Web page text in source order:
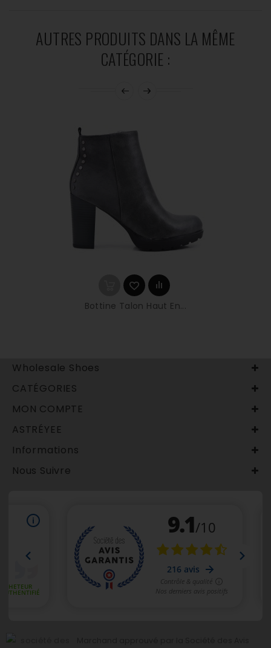
AUTRES PRODUITS DANS LA MÊME
CATÉGORIE :
Bottine Talon Haut En...
Wholesale Shoes
CATÉGORIES
MON COMPTE
ASTRÉYEE
Informations
Nous Suivre